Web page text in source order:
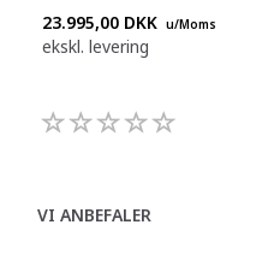
23.995,00 DKK u/Moms
ekskl. levering
VI ANBEFALER